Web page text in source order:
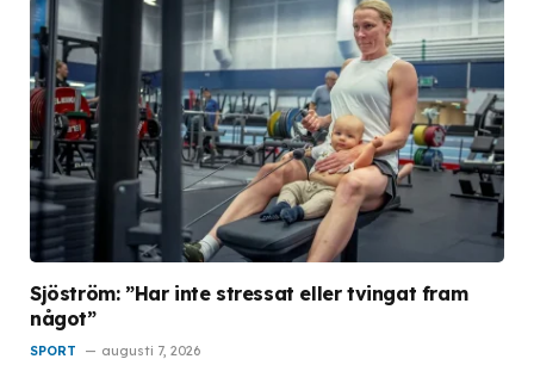
Sjöström: ”Har inte stressat eller tvingat fram
något”
SPORT augusti 7, 2026